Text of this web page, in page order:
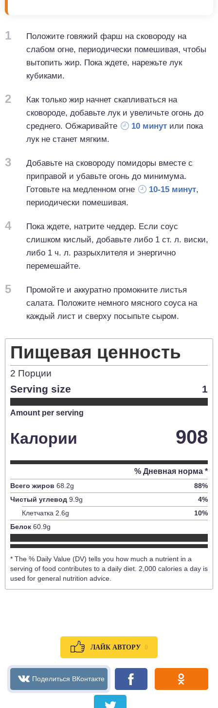
1
Положите говяжий фарш на сковороду на
слабом огне, периодически помешивая, чтобы
вытопить жир. Пока ждете, нарежьте лук
кубиками.
2
Как только жир начнет скапливаться на
сковороде, добавьте лук и увеличьте огонь до
среднего. Обжаривайте
10 минут или пока
лук не станет мягким.
3
Добавьте на сковороду помидоры вместе с
приправой и убавьте огонь до минимума.
Готовьте на медленном огне
10-15 минут,
периодически помешивая.
4
Пока ждете, натрите чеддер. Если соус
слишком кислый, добавьте либо 1 ст. л. виски,
либо 1 ч. л. разрыхлителя и энергично
перемешайте.
5
Промойте и аккуратно промокните листья
салата. Положите немного мясного соуса на
каждый лист и сверху посыпьте сыром.
Пищевая ценность
2 Порции
Serving size 1
Amount per serving
Калории 908
% Дневная норма *
Всего жиров 68.2g 88%
Чистый углевод 9.9g 4%
Клетчатка 2.6g 10%
Белок 60.9g
* The % Daily Value (DV) tells you how much a nutrient in a
serving of food contributes to a daily diet. 2,000 calories a day is
used for general nutrition advice.
ЛАЙК АВТОРУ 0